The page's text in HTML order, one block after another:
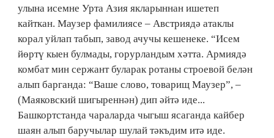
улына исемне Урта Азия якларыннан ишетеп
кайткан. Маузер фамилиясе – Австриядә атаклы
корал уйлап табып, завод ачучы кешенеке. “Исем
йөртү кыен булмады, горурландым хәтта. Ар­миядә
комбат мин сержант буларак ротаны строевой белән
алып барганда: “Ваше слово, товарищ Маузер”, –
(Маяковский шигы­рен­нән) дип әйтә иде...
Башкортстанда чараларда чыгыш ясаганда кайбер
шаян алып баручылар шулай тәкъдим итә иде.